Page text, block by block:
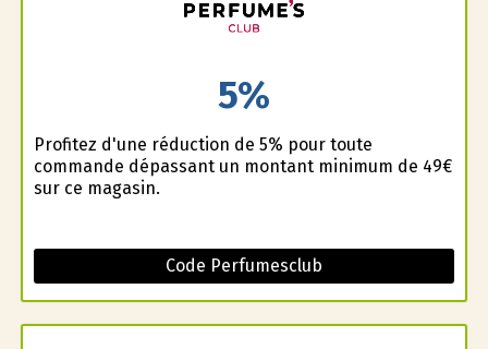
5%
Profitez d'une réduction de 5% pour toute
commande dépassant un montant minimum de 49€
sur ce magasin.
Code Perfumesclub